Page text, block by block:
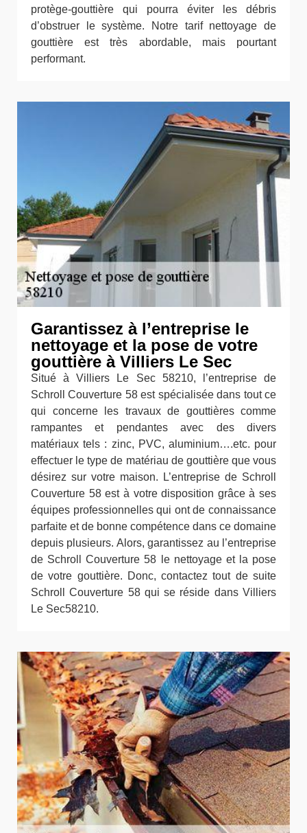
protège-gouttière qui pourra éviter les débris
d’obstruer le système. Notre tarif nettoyage de
gouttière est très abordable, mais pourtant
performant.
Garantissez à l’entreprise le
nettoyage et la pose de votre
gouttière à Villiers Le Sec
Situé à Villiers Le Sec 58210, l’entreprise de
Schroll Couverture 58 est spécialisée dans tout ce
qui concerne les travaux de gouttières comme
rampantes et pendantes avec des divers
matériaux tels : zinc, PVC, aluminium….etc. pour
effectuer le type de matériau de gouttière que vous
désirez sur votre maison. L’entreprise de Schroll
Couverture 58 est à votre disposition grâce à ses
équipes professionnelles qui ont de connaissance
parfaite et de bonne compétence dans ce domaine
depuis plusieurs. Alors, garantissez au l’entreprise
de Schroll Couverture 58 le nettoyage et la pose
de votre gouttière. Donc, contactez tout de suite
Schroll Couverture 58 qui se réside dans Villiers
Le Sec58210.